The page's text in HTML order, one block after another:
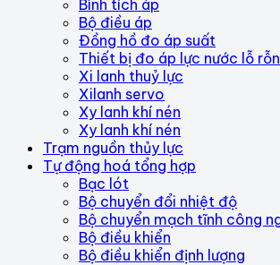
Bình tích áp
Bộ điều áp
Đồng hồ đo áp suất
Thiết bị đo áp lực nước lỗ
Xi lanh thuỷ lực
Xilanh servo
Xy lanh khí nén
Xy lanh khí nén
Trạm nguồn thủy lực
Tự động hoá tổng hợp
Bạc lót
Bộ chuyển đổi nhiệt độ
Bộ chuyển mạch tĩnh công
Bộ điều khiển
Bộ điều khiển định lượng